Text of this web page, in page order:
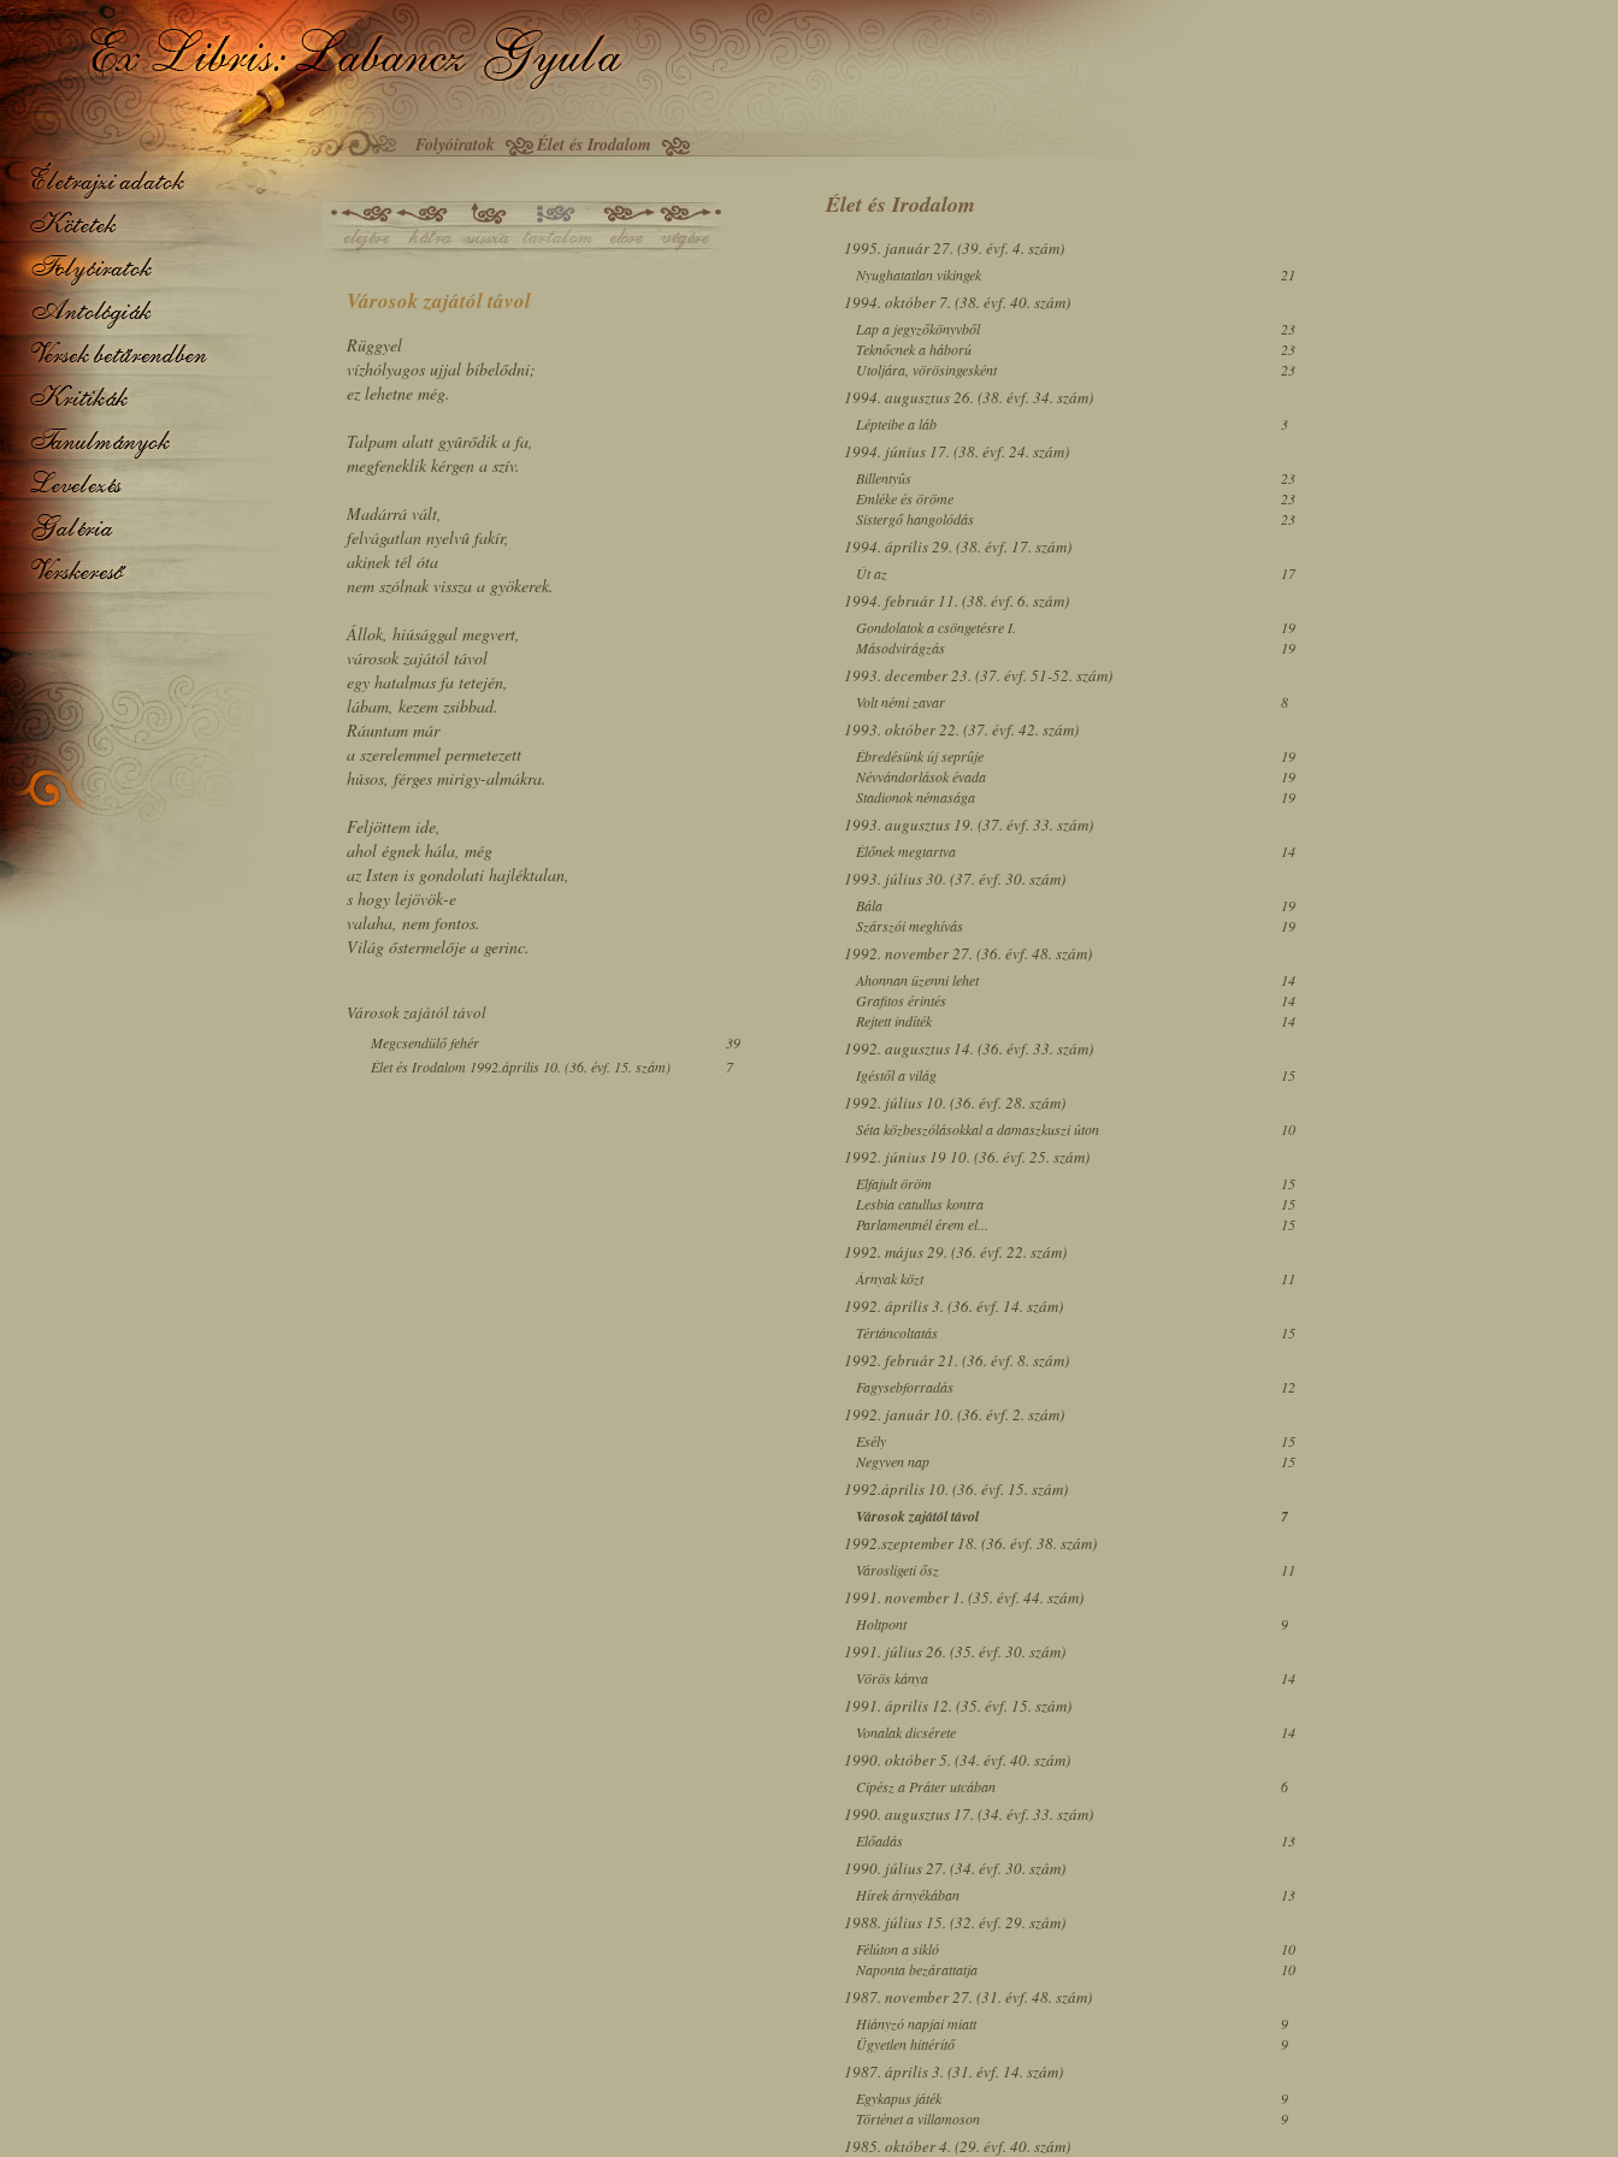
Folyóiratok Élet és Irodalom
Városok zajától távol
Rüggyel
vízhólyagos ujjal bíbelődni;
ez lehetne még.
Talpam alatt gyûrődik a fa,
megfeneklik kérgen a szív.
Madárrá vált,
felvágatlan nyelvû fakír,
akinek tél óta
nem szólnak vissza a gyökerek.
Állok, hiúsággal megvert,
városok zajától távol
egy hatalmas fa tetején,
lábam, kezem zsibbad.
Ráuntam már
a szerelemmel permetezett
húsos, férges mirigy-almákra.
Feljöttem ide,
ahol égnek hála, még
az Isten is gondolati hajléktalan,
s hogy lejövök-e
valaha, nem fontos.
Világ őstermelője a gerinc.
Városok zajától távol
Megcsendülő fehér
39
Élet és Irodalom 1992.április 10. (36. évf. 15. szám)
7
Élet és Irodalom
1995. január 27. (39. évf. 4. szám)
Nyughatatlan vikingek 21
1994. október 7. (38. évf. 40. szám)
Lap a jegyzőkönyvből
23
Teknőcnek a háború
23
Utoljára, vörösingesként
23
1994. augusztus 26. (38. évf. 34. szám)
Lépteibe a láb 3
1994. június 17. (38. évf. 24. szám)
Billentyûs
23
Emléke és öröme
23
Sistergő hangolódás
23
1994. április 29. (38. évf. 17. szám)
Út az 17
1994. február 11. (38. évf. 6. szám)
Gondolatok a csöngetésre I.
19
Másodvirágzás
19
1993. december 23. (37. évf. 51-52. szám)
Volt némi zavar 8
1993. október 22. (37. évf. 42. szám)
Ébredésünk új seprûje
19
Névvándorlások évada
19
Stadionok némasága
19
1993. augusztus 19. (37. évf. 33. szám)
Élőnek megtartva 14
1993. július 30. (37. évf. 30. szám)
Bála
19
Szárszói meghívás
19
1992. november 27. (36. évf. 48. szám)
Ahonnan üzenni lehet
14
Grafitos érintés
14
Rejtett indíték
14
1992. augusztus 14. (36. évf. 33. szám)
Igéstől a világ 15
1992. július 10. (36. évf. 28. szám)
Séta közbeszólásokkal a damaszkuszi úton 10
1992. június 19 10. (36. évf. 25. szám)
Elfajult öröm
15
Lesbia catullus kontra
15
Parlamentnél érem el...
15
1992. május 29. (36. évf. 22. szám)
Árnyak közt 11
1992. április 3. (36. évf. 14. szám)
Tértáncoltatás 15
1992. február 21. (36. évf. 8. szám)
Fagysebforradás 12
1992. január 10. (36. évf. 2. szám)
Esély
15
Negyven nap
15
1992.április 10. (36. évf. 15. szám)
Városok zajától távol 7
1992.szeptember 18. (36. évf. 38. szám)
Városligeti ősz 11
1991. november 1. (35. évf. 44. szám)
Holtpont 9
1991. július 26. (35. évf. 30. szám)
Vörös kánya 14
1991. április 12. (35. évf. 15. szám)
Vonalak dicsérete 14
1990. október 5. (34. évf. 40. szám)
Cipész a Práter utcában 6
1990. augusztus 17. (34. évf. 33. szám)
Előadás 13
1990. július 27. (34. évf. 30. szám)
Hírek árnyékában 13
1988. július 15. (32. évf. 29. szám)
Félúton a sikló
10
Naponta bezárattatja
10
1987. november 27. (31. évf. 48. szám)
Hiányzó napjai miatt
9
Ügyetlen hittérítő
9
1987. április 3. (31. évf. 14. szám)
Egykapus játék
9
Történet a villamoson
9
1985. október 4. (29. évf. 40. szám)